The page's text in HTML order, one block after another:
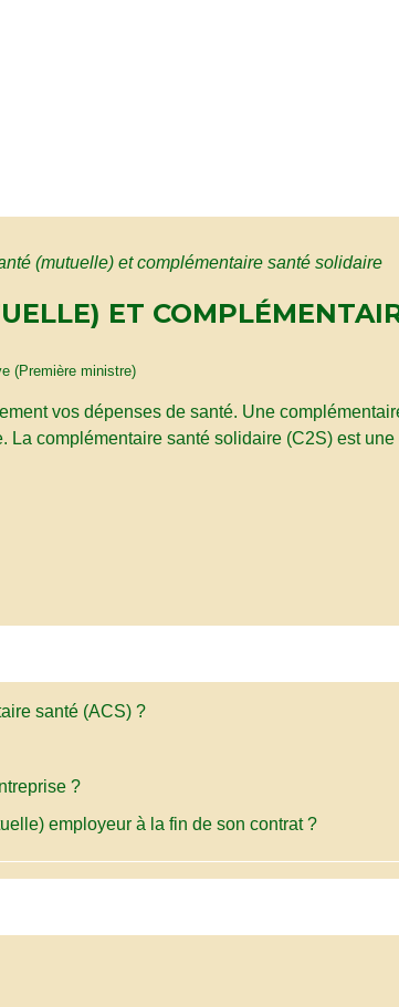
(mutuelle) et complémentaire santé solidaire
ET
(Première ministre)
vos dépenses de santé. Une
La complémentaire santé solidaire (C2S) est
santé (ACS) ?
?
employeur à la fin de son contrat ?